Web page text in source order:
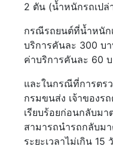
2 ตัน (น้ำหนักรถเป
กรณีรถยนต์ที่น้ำหนัก
บริการคันละ 300 บ
ค่าบริการคันละ 60
และในกรณีที่การตร
กรมขนส่ง เจ้าของร
เรียบร้อยก่อนกลับม
สามารถนำรถกลับม
ระยะเวลาไม่เกิน